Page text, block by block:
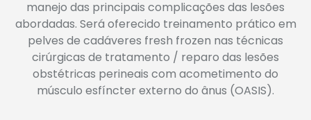
manejo das principais complicações das lesões
abordadas. Será oferecido treinamento prático em
pelves de cadáveres fresh frozen nas técnicas
cirúrgicas de tratamento / reparo das lesões
obstétricas perineais com acometimento do
músculo esfíncter externo do ânus (OASIS).